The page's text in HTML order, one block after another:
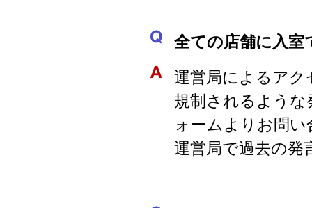
全ての店舗に入室
運営局によるア
規制されるよう
ォームよりお問
運営局で過去の発